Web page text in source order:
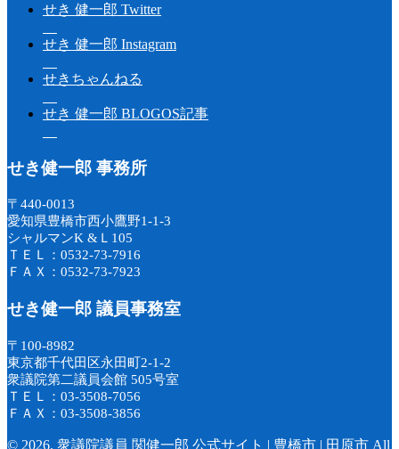
せき 健一郎 Twitter
せき 健一郎 Instagram
せきちゃんねる
せき 健一郎 BLOGOS記事
せき健一郎 事務所
〒440-0013
愛知県豊橋市西小鷹野1-1-3
シャルマンK &Ｌ105
ＴＥＬ：0532-73-7916
ＦＡＸ：0532-73-7923
せき健一郎 議員事務室
〒100-8982
東京都千代田区永田町2-1-2
衆議院第二議員会館 505号室
ＴＥＬ：03-3508-7056
ＦＡＸ：03-3508-3856
© 2026. 衆議院議員 関健一郎 公式サイト | 豊橋市 | 田原市 All